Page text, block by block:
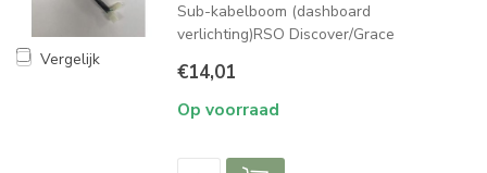
Vergelijk
Sub-kabelboom (dashboard
verlichting)RSO Discover/Grace
€14,01
Op voorraad